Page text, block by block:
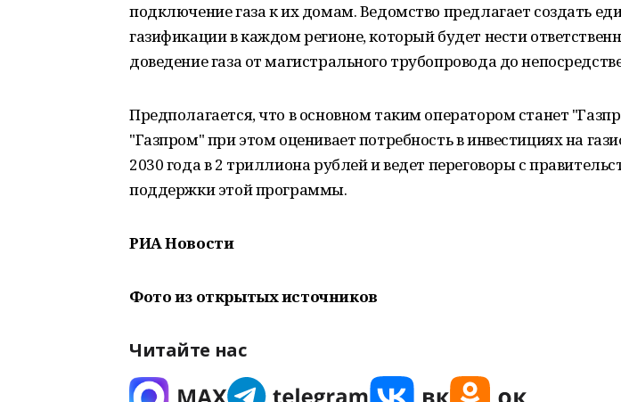
подключение газа к их домам. Ведомство предлагает создать
газификации в каждом регионе, который будет нести
доведение газа от магистрального трубопровода до
Предполагается, что в основном таким оператором станет
"Газпром" при этом оценивает потребность в инвестициях на
2030 года в 2 триллиона рублей и ведет переговоры с
поддержки этой программы.
РИА Новости
Фото из открытых источников
Читайте нас